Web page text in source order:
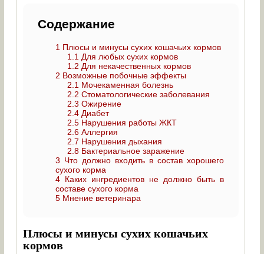
Содержание
1 Плюсы и минусы сухих кошачьих кормов
1.1 Для любых сухих кормов
1.2 Для некачественных кормов
2 Возможные побочные эффекты
2.1 Мочекаменная болезнь
2.2 Стоматологические заболевания
2.3 Ожирение
2.4 Диабет
2.5 Нарушения работы ЖКТ
2.6 Аллергия
2.7 Нарушения дыхания
2.8 Бактериальное заражение
3 Что должно входить в состав хорошего
сухого корма
4 Каких ингредиентов не должно быть в
составе сухого корма
5 Мнение ветеринара
Плюсы и минусы сухих кошачьих
кормов